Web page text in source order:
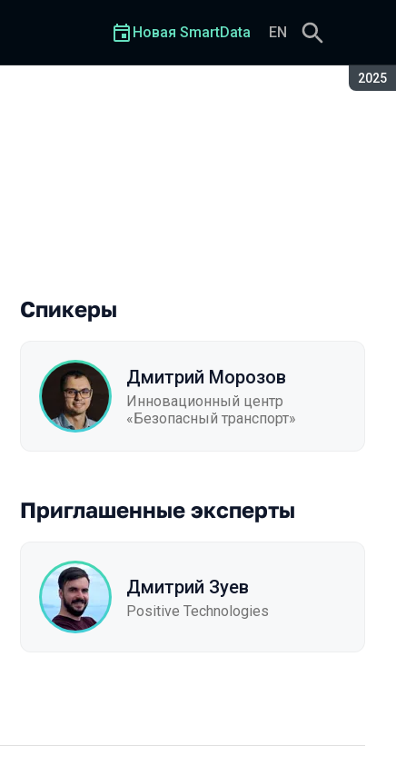
2025
Новая SmartData EN
практические кейсы
Спикеры
Дмитрий Морозов
Инновационный центр
«Безопасный транспорт»
Приглашенные эксперты
Дмитрий Зуев
Positive Technologies